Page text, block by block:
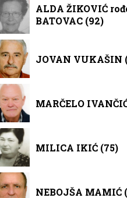
ALDA ŽIKOVIĆ
BATOVAC (92)
JOVAN VUKAŠIN
MARČELO
MILICA IKIĆ (75)
NEBOJŠA MAMIĆ